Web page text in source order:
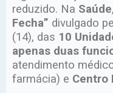
reduzido. Na Saúde
Fecha” divulgado
(14), das 10
apenas duas
atendimento
farmácia) e Centro I